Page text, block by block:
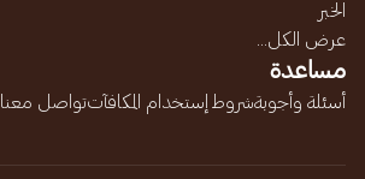
الخبر
عرض الكل...
مساعدة
أسئلة وأجوبةشروط إستخدام المكافآتتواصل معنا